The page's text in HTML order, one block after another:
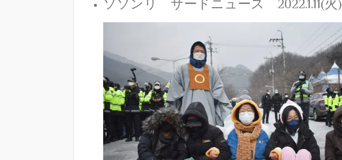
ソソンリ サードニュース 2022.1.11(火)